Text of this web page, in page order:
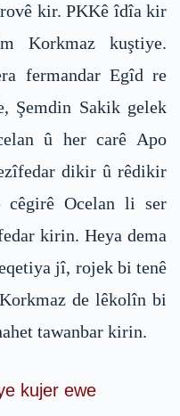
kir. PKKê îdîa kir
Korkmaz kuştiye.
fermandar Egîd re
Şemdin Sakik gelek
û her carê Apo
dikir û rêdikir
cêgirê Ocelan li ser
kirin. Heya dema
jî, rojek bi tenê
de lêkolîn bi
tawanbar kirin.
kujer ewe